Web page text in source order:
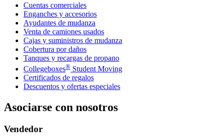
Cuentas comerciales
Enganches y accesorios
Ayudantes de mudanza
Venta de camiones usados
Cajas y suministros de mudanza
Cobertura por daños
Tanques y recargas de propano
Collegeboxes® Student Moving
Certificados de regalos
Descuentos y ofertas especiales
Asociarse con nosotros
Vendedor